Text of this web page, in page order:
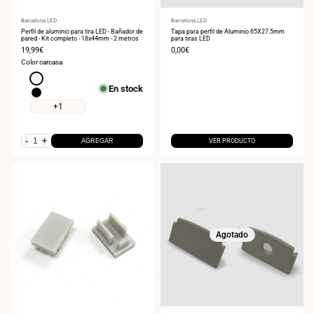
Proveedor:
Barcelona LED
Perfil de aluminio para tira LED - Bañador de
pared - Kit completo - 18x44mm - 2 metros
Precio
de
venta
19,99€
Color carcasa
Blanco
Negro
+1
En stock
- + AGREGAR
Proveedor:
Barcelona LED
Tapa para perfil de Aluminio 65X27.5mm
para tiras LED
Precio
0,00€
VER PRODUCTO
Agotado